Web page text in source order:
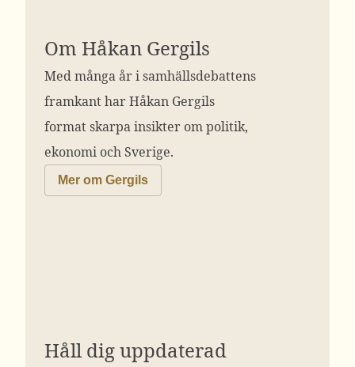
Om Håkan Gergils
Med många år i samhällsdebattens
framkant har Håkan Gergils
format skarpa insikter om politik,
ekonomi och Sverige.
Mer om Gergils
Håll dig uppdaterad